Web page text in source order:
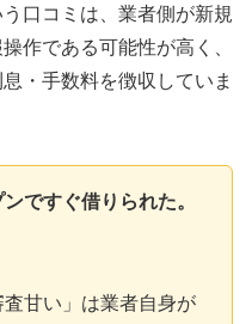
口コミは、業者側が新規
作である可能性が高く、
・手数料を徴収していま
ですぐ借りられた。
査甘い」は業者自身が